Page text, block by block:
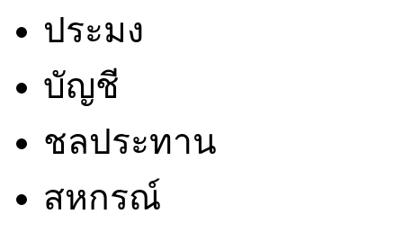
ประมง
บัญชี
ชลประทาน
สหกรณ์